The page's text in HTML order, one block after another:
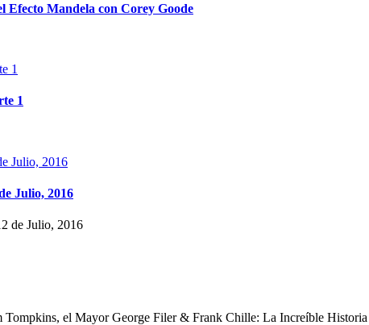
Efecto Mandela con Corey Goode
1
Julio, 2016
de Julio, 2016
Tompkins, el Mayor George Filer & Frank Chille: La Increíble